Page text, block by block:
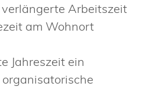
Arbeitszeit
am Wohnort
Jahreszeit ein